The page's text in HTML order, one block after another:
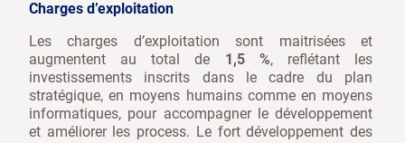
Charges d’exploitation
Les charges d’exploitation sont maitrisées et
augmentent au total de 1,5 %, reflétant les
investissements inscrits dans le cadre du plan
stratégique, en moyens humains comme en moyens
informatiques, pour accompagner le développement
et améliorer les process. Le fort développement des